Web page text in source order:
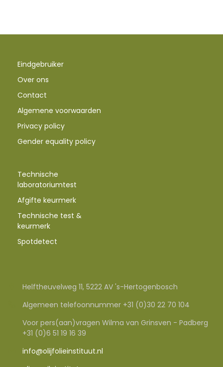
Eindgebruiker
Over ons
Contact
Algemene voorwaarden
Privacy policy
Gender equality policy
Technische
laboratoriumtest
Afgifte keurmerk
Technische test &
keurmerk
Spotdetect
Helftheuvelweg 11, 5222 AV 's-Hertogenbosch
Algemeen telefoonnummer +31 (0)30 22 70 104
Voor pers(aan)vragen Wilma van Grinsven - Padberg
+31 (0)6 51 19 16 39
info@olijfolieinstituut.nl